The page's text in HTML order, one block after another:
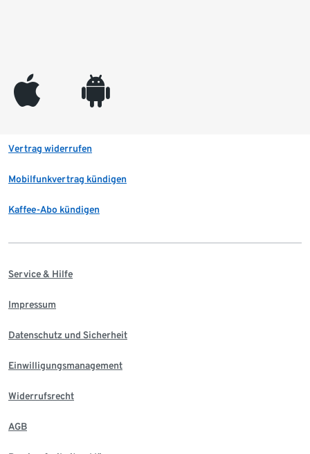
appleinc android
Vertrag widerrufen
Mobilfunkvertrag kündigen
Kaffee-Abo kündigen
Service & Hilfe
Impressum
Datenschutz und Sicherheit
Einwilligungsmanagement
Widerrufsrecht
AGB